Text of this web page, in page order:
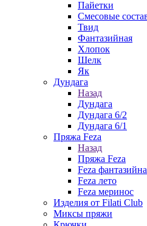
Пайетки
Смесовые
Твид
Фантазийная
Хлопок
Шелк
Як
Дундага
Назад
Дундага
Дундага 6/2
Дундага 6/1
Пряжа Feza
Назад
Пряжа Feza
Feza
Feza лето
Feza меринос
Изделия от Filati Club
Миксы пряжи